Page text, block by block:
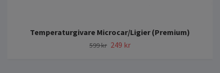
Temperaturgivare Microcar/Ligier (Premium)
599 kr 249 kr